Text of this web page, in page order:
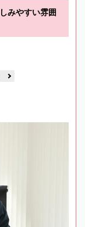
みやすい雰囲